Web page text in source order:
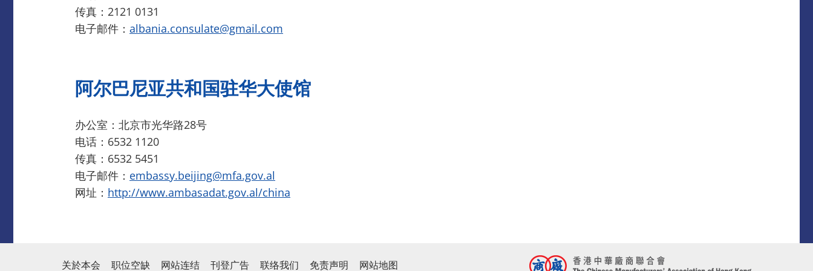
传真：2121 0131
电子邮件： albania.consulate@gmail.com
阿尔巴尼亚共和国驻华大使馆
办公室：北京市光华路28号
电话：6532 1120
传真：6532 5451
电子邮件： embassy.beijing@mfa.gov.al
网址： http://www.ambasadat.gov.al/china
关於本会 职位空缺 网站连结 刊登广告 联络我们 免责声明 网站地图